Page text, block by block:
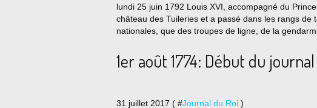
lundi 25 juin 1792 Louis XVI, accompagné du
château des Tuileries et a passé dans les rangs de
nationales, que des troupes de ligne, de la
1er août 1774: Début du
31 juillet 2017 ( #Journal du Roi )